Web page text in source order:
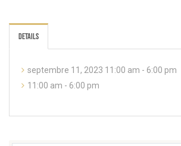
Details
septembre 11, 2023 11:00 am - 6:00 pm
11:00 am - 6:00 pm